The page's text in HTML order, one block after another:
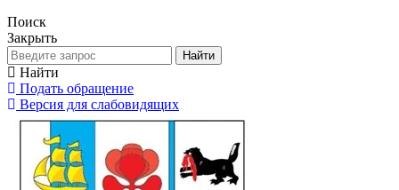
Поиск
Закрыть
Найти
Найти
Подать обращение
Версия для слабовидящих